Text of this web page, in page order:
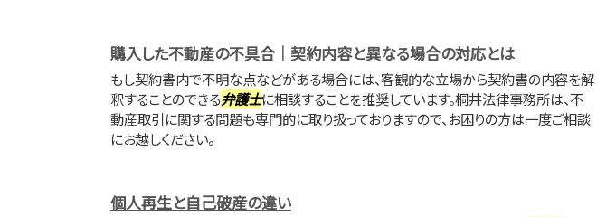
購入した不動産の不具合｜契約内容と異なる場合の対応とは
もし契約書内で不明な点などがある場合には、客観的な立場から契約書の内容を解
釈することのできる弁護士に相談することを推奨しています。桐井法律事務所は、不
動産取引に関する問題も専門的に取り扱っておりますので、お困りの方は一度ご相談
にお越しください。
個人再生と自己破産の違い